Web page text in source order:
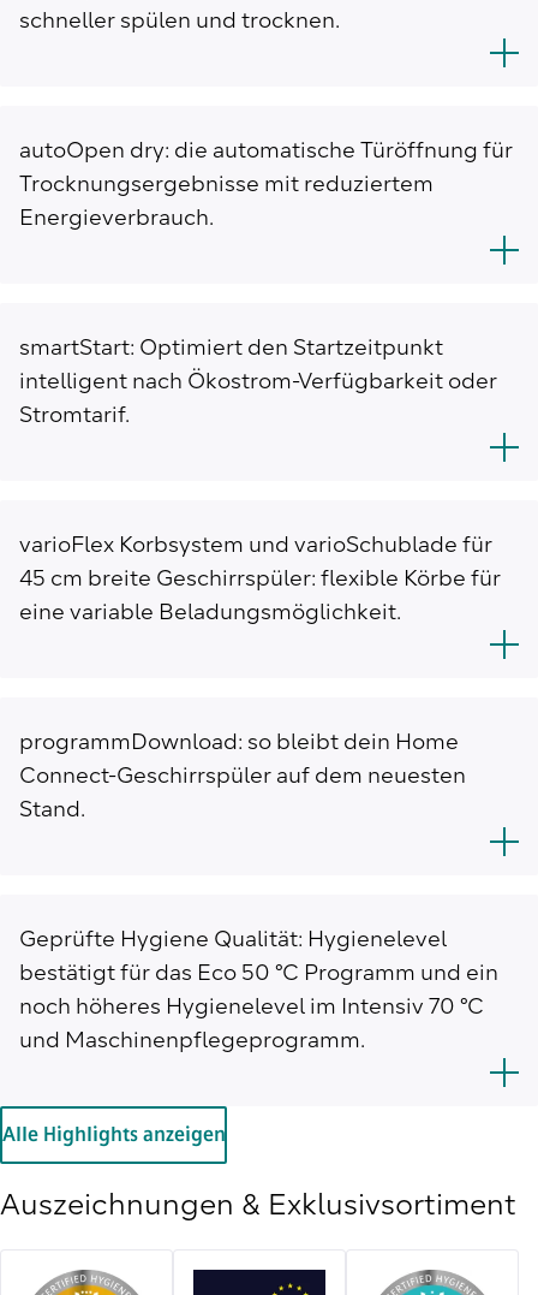
schneller spülen und trocknen.
autoOpen dry: die automatische Türöffnung für
Trocknungsergebnisse mit reduziertem
Energieverbrauch.
smartStart: Optimiert den Startzeitpunkt
intelligent nach Ökostrom-Verfügbarkeit oder
Stromtarif.
varioFlex Korbsystem und varioSchublade für
45 cm breite Geschirrspüler: flexible Körbe für
eine variable Beladungsmöglichkeit.
programmDownload: so bleibt dein Home
Connect-Geschirrspüler auf dem neuesten
Stand.
Geprüfte Hygiene Qualität: Hygienelevel
bestätigt für das Eco 50 °C Programm und ein
noch höheres Hygienelevel im Intensiv 70 °C
und Maschinenpflegeprogramm.
Alle Highlights anzeigen
Auszeichnungen & Exklusivsortiment